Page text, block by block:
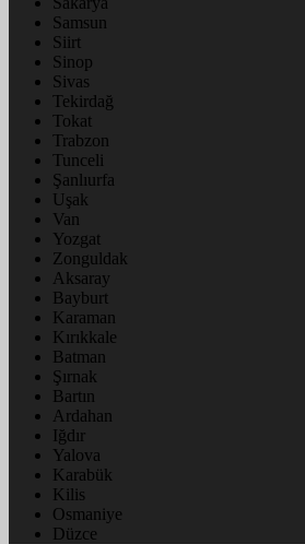
Samsun
Siirt
Sinop
Sivas
Tekirdağ
Tokat
Trabzon
Tunceli
Şanlıurfa
Uşak
Van
Yozgat
Zonguldak
Aksaray
Bayburt
Karaman
Kırıkkale
Batman
Şırnak
Bartın
Ardahan
Iğdır
Yalova
Karabük
Kilis
Osmaniye
Düzce